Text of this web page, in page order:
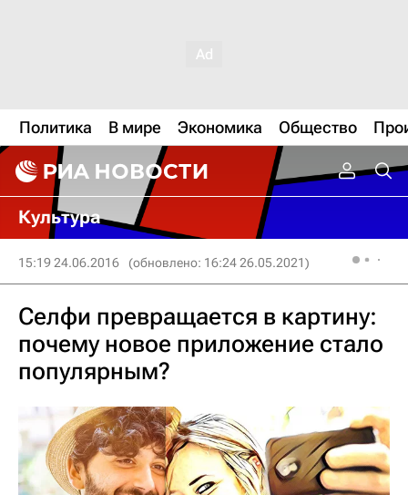
Политика В мире Экономика Общество
Культура
15:19 24.06.2016 (обновлено: 16:24 26.05.2021)
Селфи превращается в картину:
почему новое приложение стало
популярным?